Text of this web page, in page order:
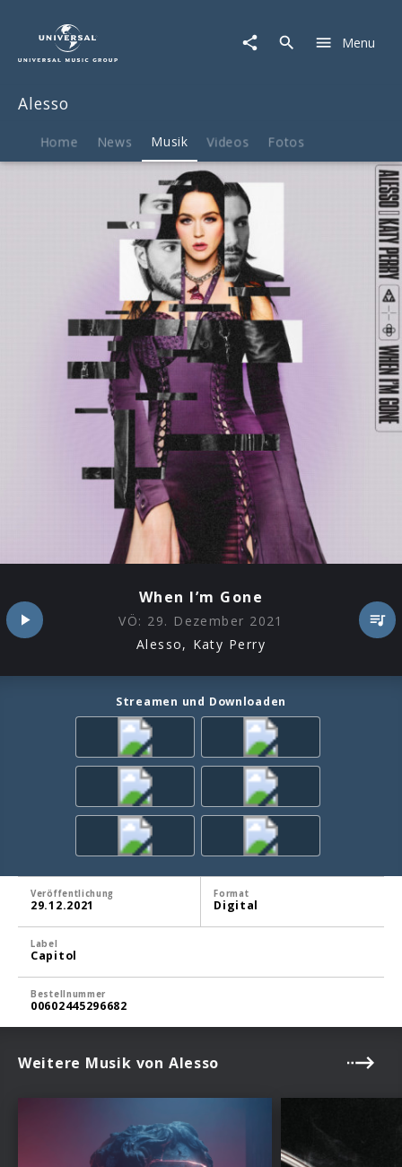
I'm
Menu
Alesso
Home News Musik Videos Fotos
When I’m Gone
VÖ: 29. Dezember 2021
Alesso, Katy Perry
Streamen und Downloaden
Veröffentlichung
29.12.2021
Format
Digital
Label
Capitol
Bestellnummer
00602445296682
Weitere Musik von Alesso